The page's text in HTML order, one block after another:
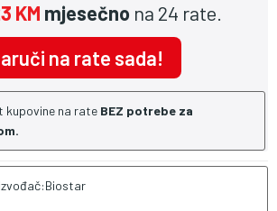
KM mjesečno na 24 rate.
na rate sada!
kupovine na rate BEZ potrebe za